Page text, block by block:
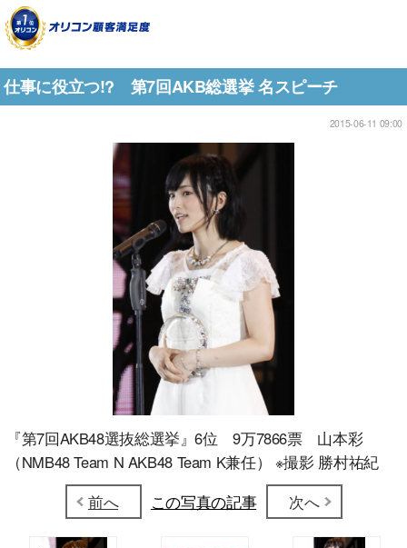
仕事に役立つ!? 第7回AKB総選挙 名スピーチ
2015-06-11 09:00
『第7回AKB48選抜総選挙』6位 9万7866票 山本彩
（NMB48 Team N AKB48 Team K兼任） ※撮影 勝村祐紀
前へ
この写真の記事 次へ